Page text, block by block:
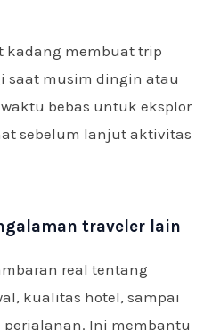
kadang membuat trip
saat musim dingin atau
bebas untuk eksplor
sebelum lanjut aktivitas
traveler lain
real tentang
kualitas hotel, sampai
perjalanan. Ini membantu